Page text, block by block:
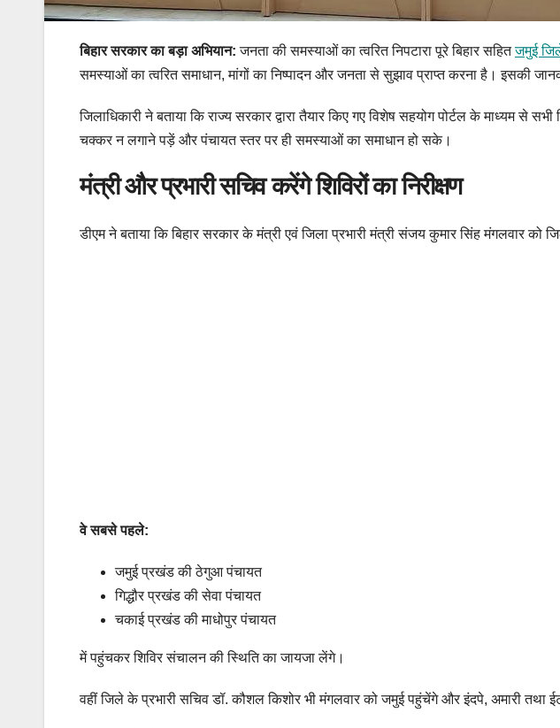
बिहार सरकार का बड़ा अभियान: जनता की समस्याओं का त्वरित निपटारा पूरे बिहार सहितजमुई
समस्याओं का त्वरित समाधान, मांगों का निष्पादन और जनता से सुझाव प्राप्त करना है। इसकी
जिलाधिकारी ने बताया कि राज्य सरकार द्वारा तैयार किए गए विशेष सहयोग पोर्टल के माध्यम से
चक्कर न लगाने पड़ें और पंचायत स्तर पर ही समस्याओं का समाधान हो सके।
मंत्री और प्रभारी सचिव करेंगे शिविरों का निरीक्षण
डीएम ने बताया कि बिहार सरकार के मंत्री एवं जिला प्रभारी मंत्री संजय कुमार सिंह मंगलवार को
वे सबसे पहले:
जमुई प्रखंड की ठेगुआ पंचायत
गिद्धौर प्रखंड की सेवा पंचायत
चकाई प्रखंड की माधोपुर पंचायत
में पहुंचकर शिविर संचालन की स्थिति का जायजा लेंगे।
वहीं जिले के प्रभारी सचिव डॉ. कौशल किशोर भी मंगलवार को जमुई पहुंचेंगे और इंदपे, अमारी तथा